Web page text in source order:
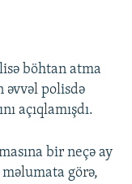
böhtan atma
əvvəl polisdə
açıqlamışdı.
bir neçə ay
görə,